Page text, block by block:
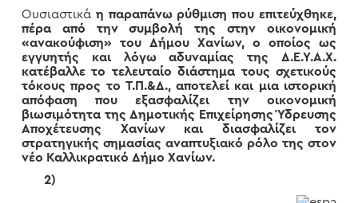
Ουσιαστικά η παραπάνω ρύθμιση που επιτεύχθηκε,
πέρα από την συμβολή της στην οικονομική
«ανακούφιση» του Δήμου Χανίων,ο οποίος ως
εγγυητής και λόγω αδυναμίας της Δ.Ε.Υ.Α.Χ.
κατέβαλλε το τελευταίο διάστημα τους σχετικούς
τόκους προς το Τ.Π.&Δ., αποτελεί και μια ιστορική
απόφασηπου εξασφαλίζει την οικονομική
βιωσιμότητα της Δημοτικής Επιχείρησης Ύδρευσης
Αποχέτευσης Χανίων και διασφαλίζει τον
στρατηγικής σημασίας αναπτυξιακό ρόλο της στον
νέο Καλλικρατικό Δήμο Χανίων.
2)